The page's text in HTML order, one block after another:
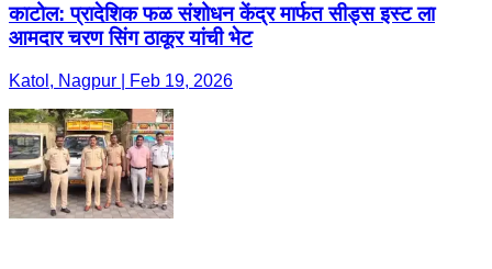
काटोल: प्रादेशिक फळ संशोधन केंद्र मार्फत सीड्स इस्ट ला
आमदार चरण सिंग ठाकूर यांची भेट
Katol, Nagpur | Feb 19, 2026